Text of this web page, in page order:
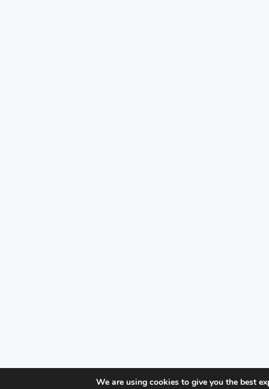
We are using cookies to give you the best